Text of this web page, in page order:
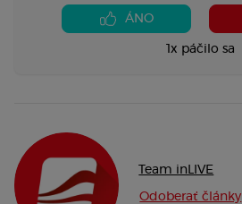
ÁNO
1x páčilo sa
Team inLIVE
Odoberať články